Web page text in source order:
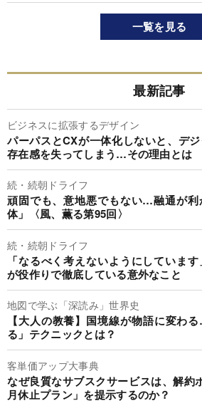
一覧を見る
最新記事
ビジネスに拡張するデザイン
パーパスとCXが一体化しないと、デ
存在感を失ってしまう…その理由とは
続・続朝ドライフ
頑固でも、意地悪でもない…融通が
体」〈風、薫る第95回〉
続・続朝ドライフ
「なるべく考えないようにしていま
が役作りで徹底している意外なこと
地図で学ぶ「深読み」世界史
【大人の教養】国境線が物語に変わ
る」テクニックとは？
客単価アップ大事典
なぜ良質なサブスクサービスは、解約
月休止プラン」を提示するのか？